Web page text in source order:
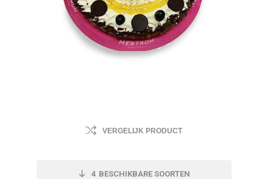
VERGELIJK PRODUCT
4 BESCHIKBARE SOORTEN